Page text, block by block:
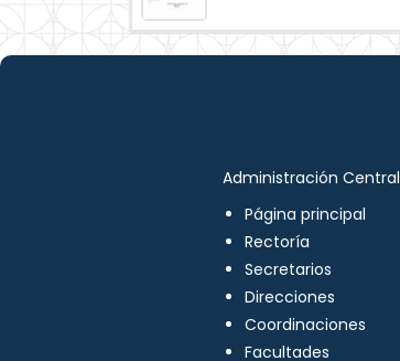
Administración Central
Página principal
Rectoría
Secretarios
Direcciones
Coordinaciones
Facultades